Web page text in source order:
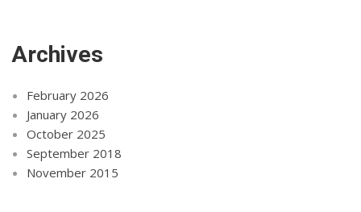
Archives
February 2026
January 2026
October 2025
September 2018
November 2015